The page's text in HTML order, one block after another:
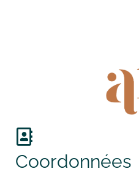
Coordonnées